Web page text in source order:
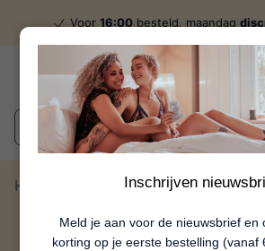
Inschrijven
Meld je aan voor de nieuwsbrief en
korting op je eerste bestelling (vanaf
Voor 16:00 besteld, maandag
Wat zoek je?
Home Happy Rabbit Realistic II